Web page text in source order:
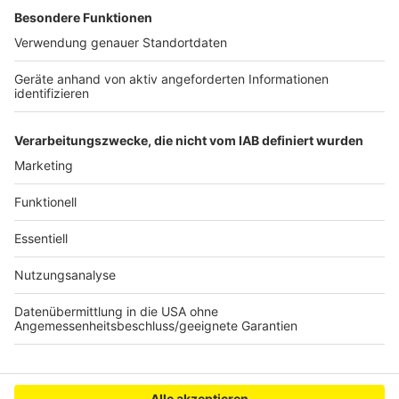
dieses Jahr leider nicht geben. Viele von uns
verbringen ihren Sommerurlaub Corona-bedingt lieber
zu Hause. So wie Kollege Joschka Heinemann, der
schickt seiner Mama täglich eine Sprachnachricht von
"Balkonien" und versucht seinen Urlaub schönzureden…
Anzeige